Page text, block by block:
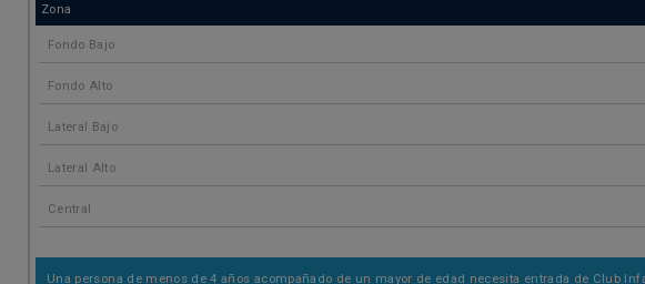
Zona
Fondo Bajo
Fondo Alto
Lateral Bajo
Lateral Alto
Central
Una persona de menos de 4 años acompañado de un mayor de edad necesita entrada de Club